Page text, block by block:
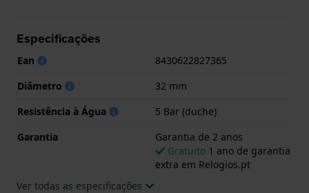
Especificações
Ean
8430622827365
Diâmetro
32 mm
Resistência à Água
5 Bar (duche)
Garantia
Garantia de 2 anos
Gratuito 1 ano de garantia
extra em Relogios.pt
Ver todas as especificações